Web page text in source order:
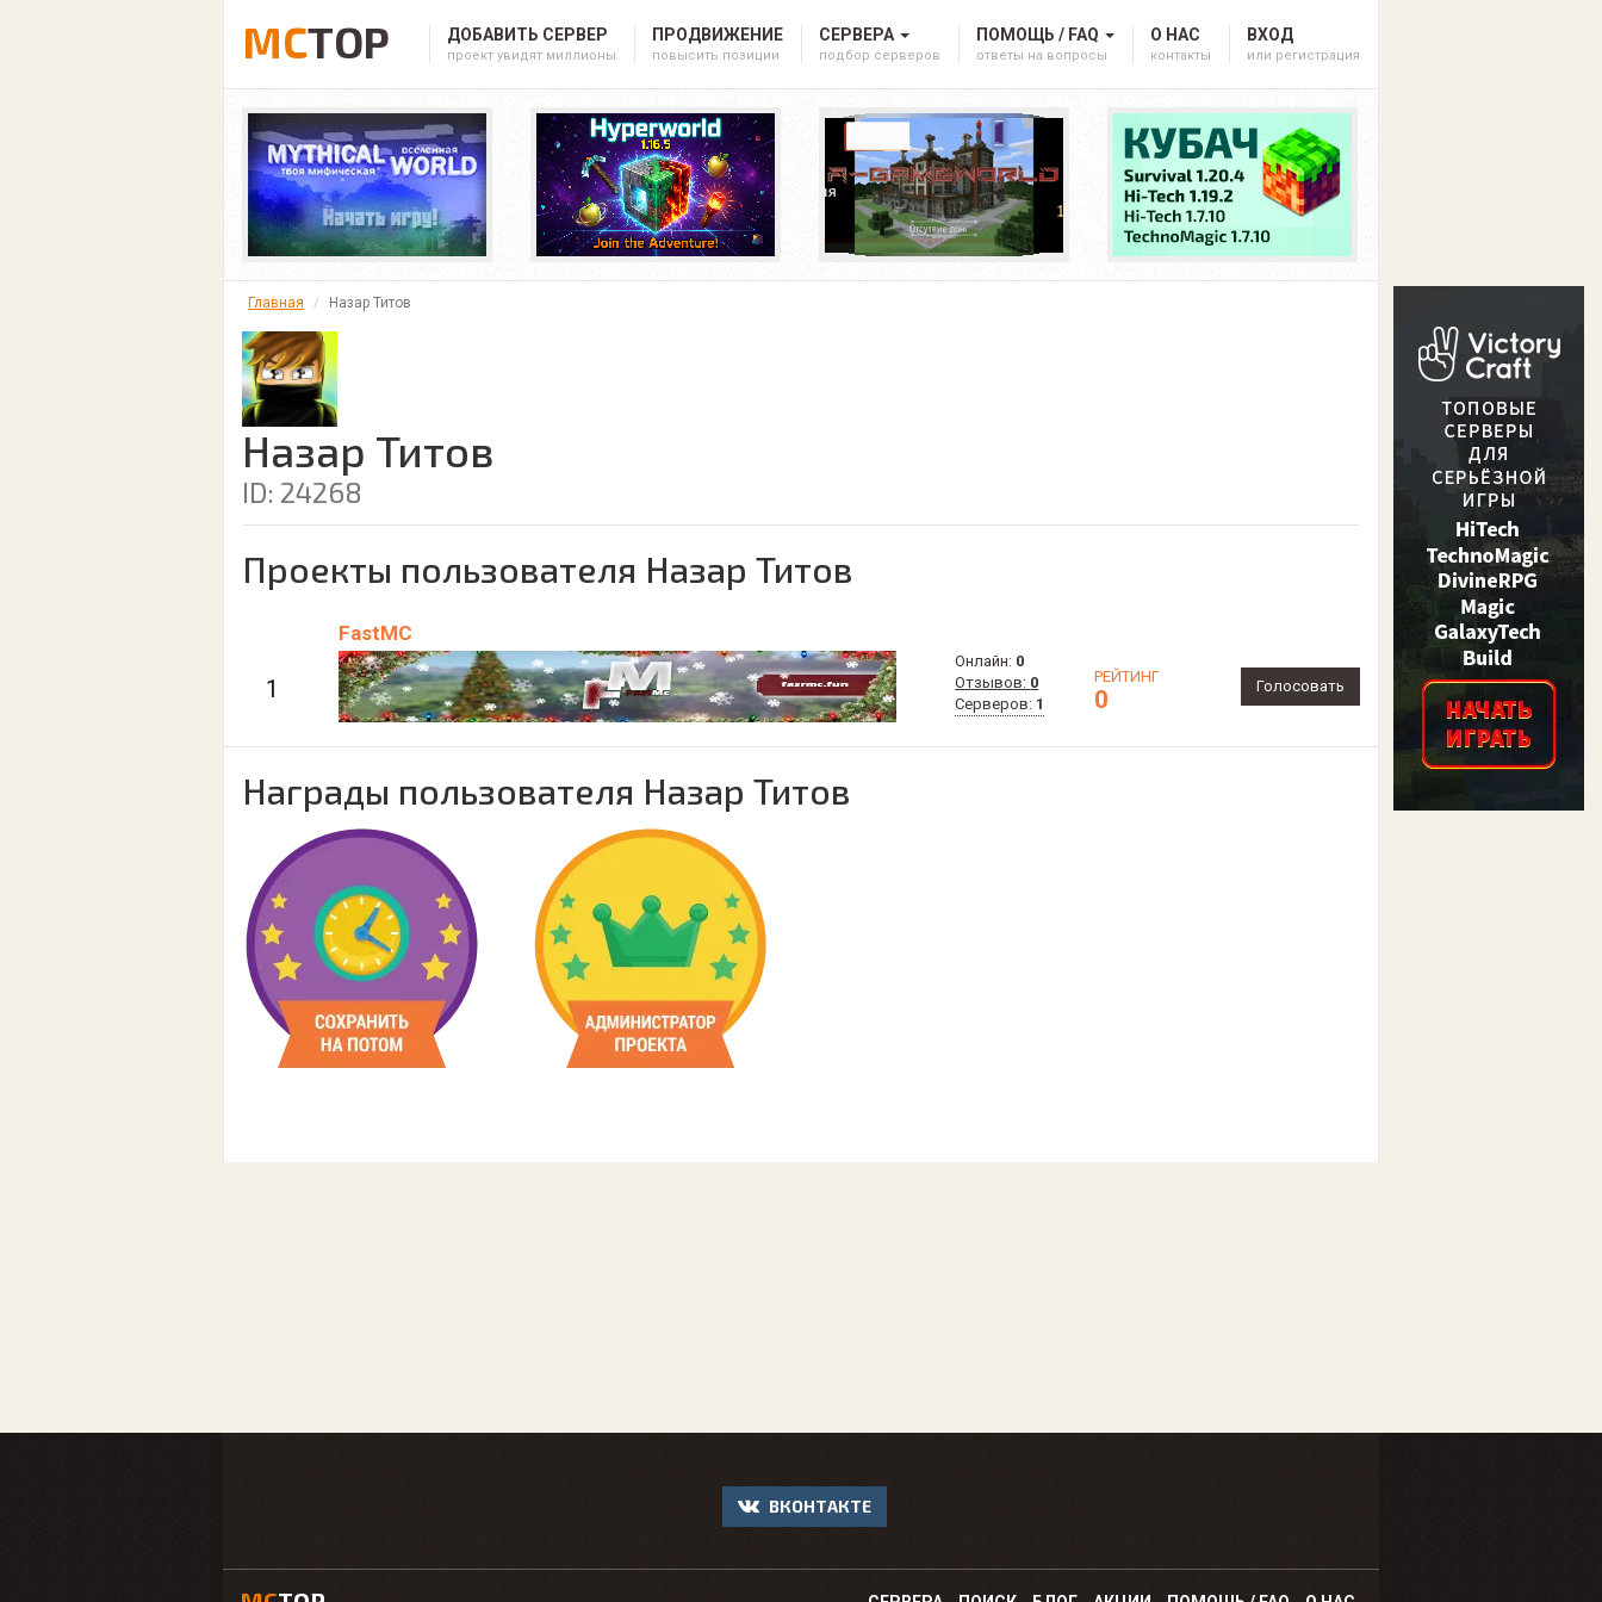
MCTOP ДОБАВИТЬ СЕРВЕР
проект увидят миллионы
ПРОДВИЖЕНИЕ
повысить позиции
СЕРВЕРА
подбор серверов
ПОМОЩЬ / FAQ
ответы на вопросы
О НАС
контакты
ВХОД
или регистрация
Главная Назар Титов
Назар Титов
ID: 24268
Проекты пользователя Назар Титов
1
FastMC
Онлайн: 0
Отзывов: 0
Серверов: 1
РЕЙТИНГ
0 Голосовать
Награды пользователя Назар Титов
ВКОНТАКТЕ